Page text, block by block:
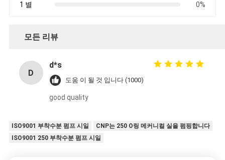
1 별
0%
모든 리뷰
D
d*s
도움 이 될 것 입니다 (1000)
good quality
ISO9001 부착수분 펌프 시일
CNP는 250 O링 메커니컬 실을 펌핑합니다
ISO9001 250 부착수분 펌프 시일